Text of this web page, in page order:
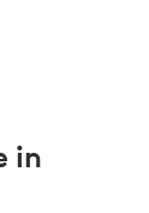
in